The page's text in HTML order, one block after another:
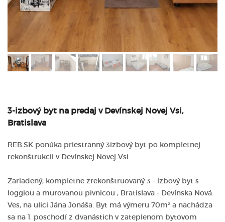
3-izbový byt na predaj v Devínskej Novej Vsi,
Bratislava
REB.SK ponúka priestranný 3izbový byt po kompletnej
rekonštrukcii v Devínskej Novej Vsi
Zariadený, kompletne zrekonštruovaný 3 - izbový byt s
loggiou a murovanou pivnicou , Bratislava - Devínska Nová
Ves, na ulici Jána Jonáša. Byt má výmeru 70m² a nachádza
sa na 1. poschodí z dvanástich v zateplenom bytovom